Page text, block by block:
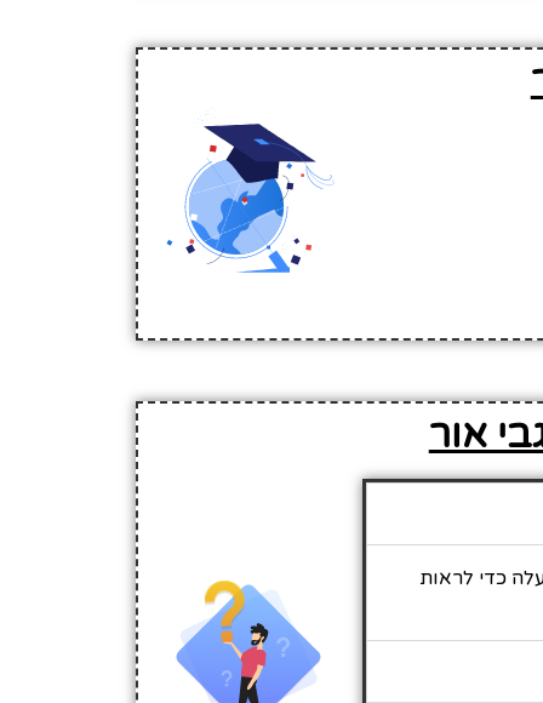
אור
כדי לראות